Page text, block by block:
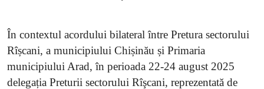
În contextul acordului bilateral între Pretura sectorului
Rîșcani, a municipiului Chișinău și Primaria
municipiului Arad, în perioada 22-24 august 2025
delegația Preturii sectorului Rîşcani, reprezentată de